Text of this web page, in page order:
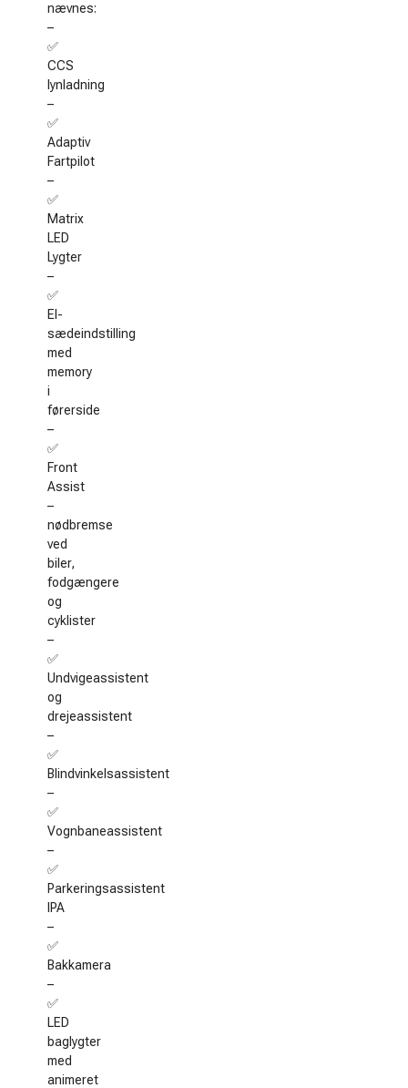
nævnes:
–
✅
CCS
lynladning
–
✅
Adaptiv
Fartpilot
–
✅
Matrix
LED
Lygter
–
✅
El-
sædeindstilling
med
memory
i
førerside
–
✅
Front
Assist
–
nødbremse
ved
biler,
fodgængere
og
cyklister
–
✅
Undvigeassistent
og
drejeassistent
–
✅
Blindvinkelsassistent
–
✅
Vognbaneassistent
–
✅
Parkeringsassistent
IPA
–
✅
Bakkamera
–
✅
LED
baglygter
med
animeret